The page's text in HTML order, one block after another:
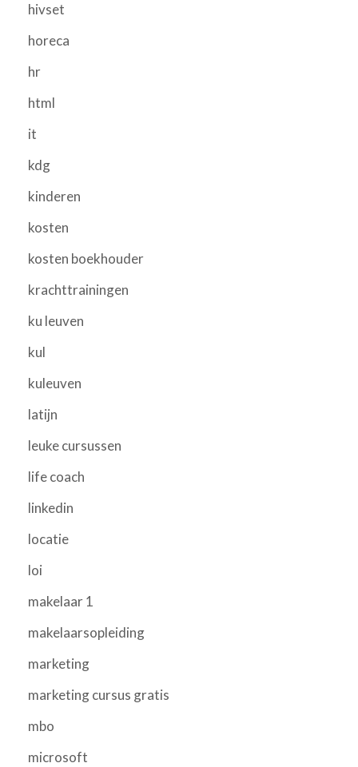
hivset
horeca
hr
html
it
kdg
kinderen
kosten
kosten boekhouder
krachttrainingen
ku leuven
kul
kuleuven
latijn
leuke cursussen
life coach
linkedin
locatie
loi
makelaar 1
makelaarsopleiding
marketing
marketing cursus gratis
mbo
microsoft